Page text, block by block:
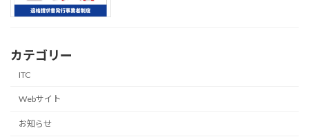
カテゴリー
ITC
Webサイト
お知らせ